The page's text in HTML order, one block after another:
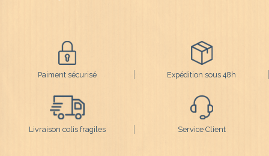
Paiment sécurisé Expédition sous 48h
Livraison colis fragiles Service Client